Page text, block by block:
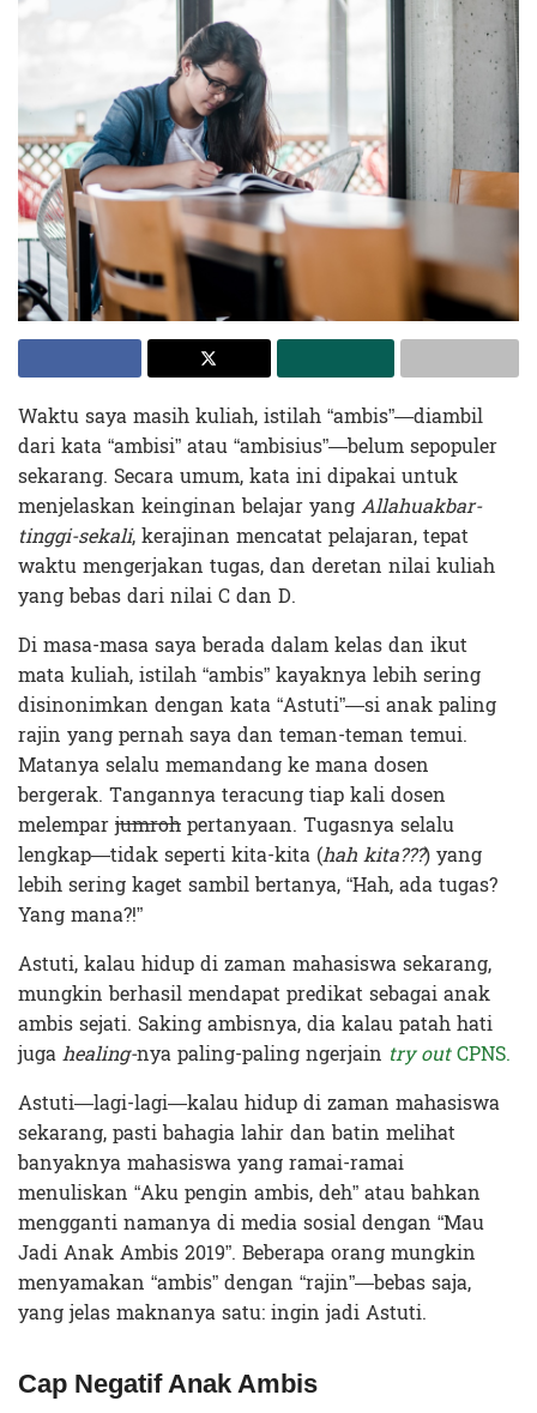
Waktu saya masih kuliah, istilah “ambis”—diambil
dari kata “ambisi” atau “ambisius”—belum sepopuler
sekarang. Secara umum, kata ini dipakai untuk
menjelaskan keinginan belajar yangAllahuakbar-
tinggi-sekali, kerajinan mencatat pelajaran, tepat
waktu mengerjakan tugas, dan deretan nilai kuliah
yang bebas dari nilai C dan D.
Di masa-masa saya berada dalam kelas dan ikut
mata kuliah, istilah “ambis” kayaknya lebih sering
disinonimkan dengan kata “Astuti”—si anak paling
rajin yang pernah saya dan teman-teman temui.
Matanya selalu memandang ke mana dosen
bergerak. Tangannya teracung tiap kali dosen
melemparjumrohpertanyaan. Tugasnya selalu
lengkap—tidak seperti kita-kita (hah kita???) yang
lebih sering kaget sambil bertanya, “Hah, ada tugas?
Yang mana?!”
Astuti, kalau hidup di zaman mahasiswa sekarang,
mungkin berhasil mendapat predikat sebagai anak
ambis sejati. Saking ambisnya, dia kalau patah hati
jugahealing-nya paling-paling ngerjain try outCPNS.
Astuti—lagi-lagi—kalau hidup di zaman mahasiswa
sekarang, pasti bahagia lahir dan batin melihat
banyaknya mahasiswa yang ramai-ramai
menuliskan “Aku pengin ambis, deh” atau bahkan
mengganti namanya di media sosial dengan “Mau
Jadi Anak Ambis 2019”. Beberapa orang mungkin
menyamakan “ambis” dengan “rajin”—bebas saja,
yang jelas maknanya satu: ingin jadi Astuti.
Cap Negatif Anak Ambis